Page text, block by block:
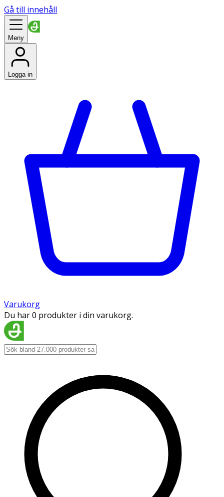
Gå till innehåll
Meny
Logga in
Varukorg
Du har 0 produkter i din varukorg.